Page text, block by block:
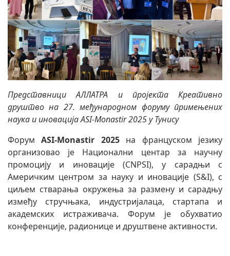
Представници АЛЛАТРА и пројекта Креативно
друштво на 27. међународном форуму примењених
наука и иновација ASI-Monastir 2025 у Тунису
ФорумASI-Monastir 2025на француском језику
организовао је Национални центар за научну
промоцију и иновације (CNPSI), у сарадњи с
Америчким центром за науку и иновације (S&I), с
циљем стварања окружења за размену и сарадњу
између стручњака, индустријалаца, стартапа и
академских истраживача. Форум је обухватио
конференције, радионице и друштвене активности.